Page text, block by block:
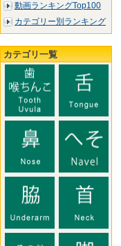
動画ランキングTop100
カテゴリー別ランキング
カテゴリ一覧